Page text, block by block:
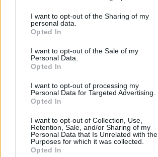
I want to opt-out of the Sharing of my
personal data.
Opted In
I want to opt-out of the Sale of my
Personal Data.
Opted In
I want to opt-out of processing my
Personal Data for Targeted Advertising.
Opted In
I want to opt-out of Collection, Use,
Retention, Sale, and/or Sharing of my
Personal Data that Is Unrelated with the
Purposes for which it was collected.
Opted In